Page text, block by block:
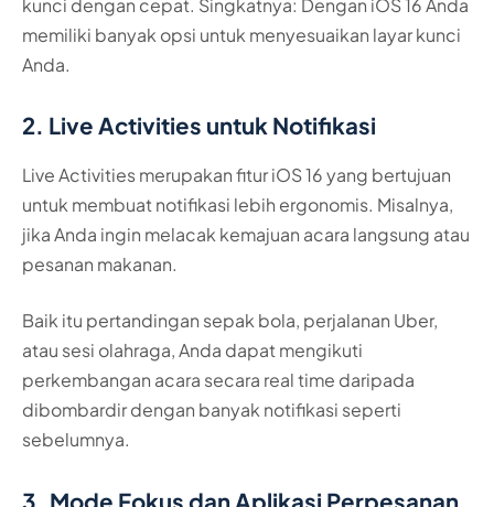
memiliki banyak opsi untuk menyesuaikan layar kunci
Anda.
2. Live Activities untuk Notifikasi
Live Activities merupakan fitur iOS 16 yang bertujuan
untuk membuat notifikasi lebih ergonomis. Misalnya,
jika Anda ingin melacak kemajuan acara langsung atau
pesanan makanan.
Baik itu pertandingan sepak bola, perjalanan Uber,
atau sesi olahraga, Anda dapat mengikuti
perkembangan acara secara real time daripada
dibombardir dengan banyak notifikasi seperti
sebelumnya.